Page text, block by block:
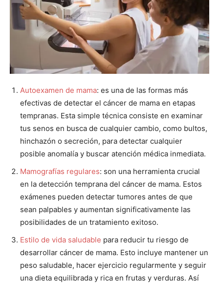
Autoexamen de mama: es una de las formas más
efectivas de detectar el cáncer de mama en etapas
tempranas. Esta simple técnica consiste en examinar
tus senos en busca de cualquier cambio, como bultos,
hinchazón o secreción, para detectar cualquier
posible anomalía y buscar atención médica inmediata.
Mamografías regulares: son una herramienta crucial
en la detección temprana del cáncer de mama. Estos
exámenes pueden detectar tumores antes de que
sean palpables y aumentan significativamente las
posibilidades de un tratamiento exitoso.
Estilo de vida saludable para reducir tu riesgo de
desarrollar cáncer de mama. Esto incluye mantener un
peso saludable, hacer ejercicio regularmente y seguir
una dieta equilibrada y rica en frutas y verduras. Así